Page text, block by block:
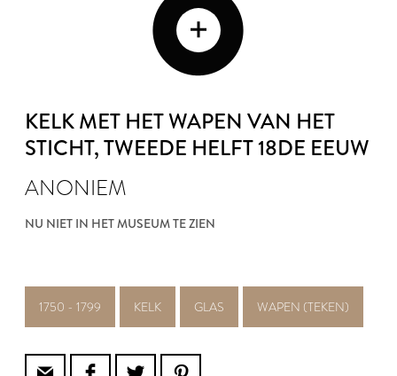
KELK MET HET WAPEN VAN HET
STICHT, TWEEDE HELFT 18DE EEUW
ANONIEM
NU NIET IN HET MUSEUM TE ZIEN
1750 - 1799 KELK GLAS WAPEN (TEKEN)